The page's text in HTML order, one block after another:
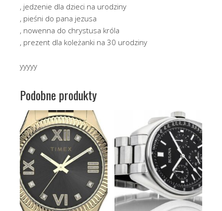
, jedzenie dla dzieci na urodziny
, pieśni do pana jezusa
, nowenna do chrystusa króla
, prezent dla koleżanki na 30 urodziny
yyyyy
Podobne produkty